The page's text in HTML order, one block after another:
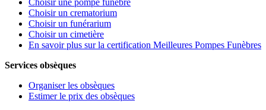
Choisir un crematorium
Choisir un funérarium
Choisir un cimetière
En savoir plus sur la certification Meilleures Pompes Funèbres
Services obsèques
Organiser les obsèques
Estimer le prix des obsèques